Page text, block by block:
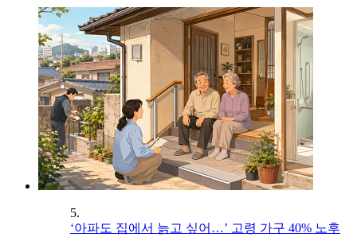
5.
‘아파도 집에서 늙고 싶어…’ 고령 가구 40% 노후